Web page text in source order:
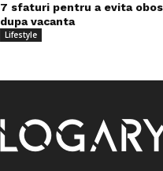
7 sfaturi pentru a evita
dupa vacanta
Lifestyle